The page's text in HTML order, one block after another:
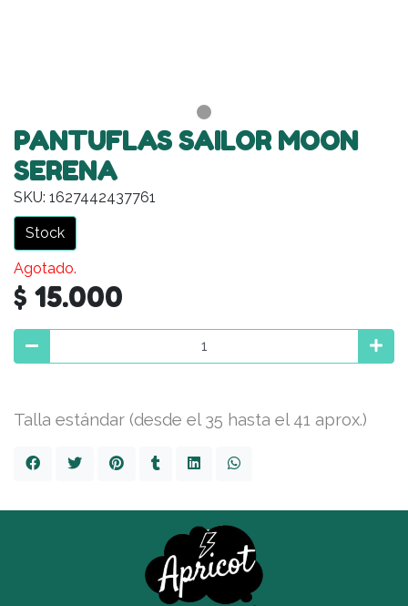
PANTUFLAS SAILOR MOON
SERENA
SKU: 1627442437761
Stock
Agotado.
$ 15.000
Talla estándar (desde el 35 hasta el 41 aprox.)